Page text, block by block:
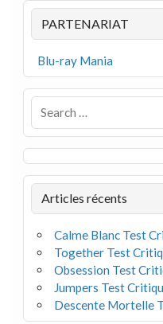
PARTENARIAT
Blu-ray Mania
Articles récents
Calme Blanc Test
Together Test
Obsession Test
Jumpers Test
Descente Mortelle